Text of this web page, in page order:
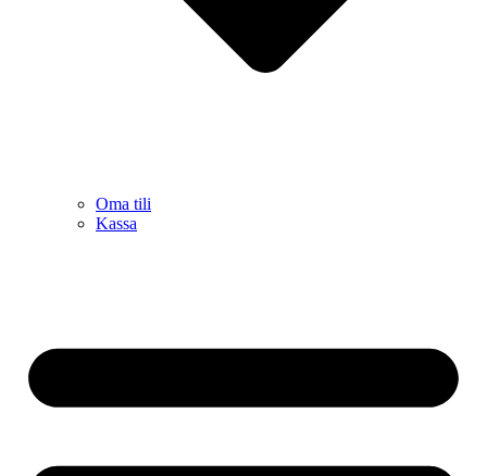
Oma tili
Kassa